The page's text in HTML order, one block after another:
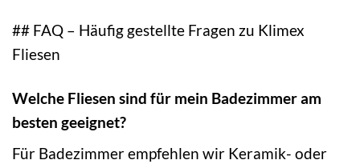
## FAQ – Häufig gestellte Fragen zu Klimex
Fliesen
Welche Fliesen sind für mein Badezimmer am
besten geeignet?
Für Badezimmer empfehlen wir Keramik- oder